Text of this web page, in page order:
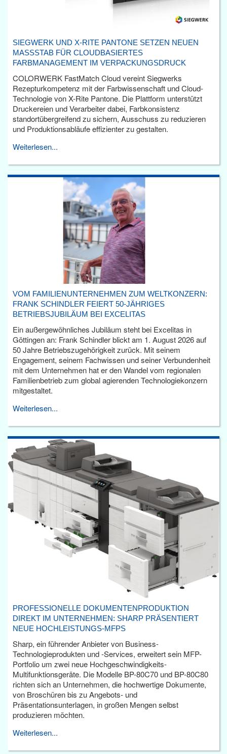
SIEGWERK UND X-RITE PANTONE SETZEN NEUEN
MASSSTAB FÜR CLOUDBASIERTES F
ARBMANAGEMENT IM VERPACKUNGSDRUCK
COLORWERK FastMatch Cloud vereint Siegwerks
Rezepturkompetenz mit der Farbwissenschaft und Cloud-
Technologie von X-Rite Pantone. Die Plattform unterstützt
Druckereien und Verarbeiter dabei, Farbkonsistenz
standortübergreifend zu sichern, Ausschuss zu reduzieren
und Produktionsabläufe effizienter zu gestalten.
Weiterlesen...
VOM FAMILIENUNTERNEHMEN ZUM WELTKONZERN:
FRANK SCHINDLER FEIERT 50-JÄHRIGES
BETRIEBSJUBILÄUM BEI EXCELITAS
Ein außergewöhnliches Jubiläum steht bei Excelitas in
Göttingen an: Frank Schindler blickt am 1. August 2026 auf
50 Jahre Betriebszugehörigkeit zurück. Mit seinem
Engagement, seinem Fachwissen und seiner Verbundenheit
mit dem Unternehmen hat er den Wandel vom regionalen
Familienbetrieb zum global agierenden Technologiekonzern
mitgestaltet.
Weiterlesen...
PROFESSIONELLE DOKUMENTENPRODUKTION
DIREKT IM UNTERNEHMEN: SHARP PRÄSENTIERT
NEUE HOCHLEISTUNGS-MFPS
Sharp, ein führender Anbieter von Business-
Technologieprodukten und -Services, erweitert sein MFP-
Portfolio um zwei neue Hochgeschwindigkeits-
Multifunktionsgeräte. Die Modelle BP-80C70 und BP-80C80
richten sich an Unternehmen, die hochwertige Dokumente,
von Broschüren bis zu Angebots- und
Präsentationsunterlagen, in großen Mengen selbst
produzieren möchten.
Weiterlesen...